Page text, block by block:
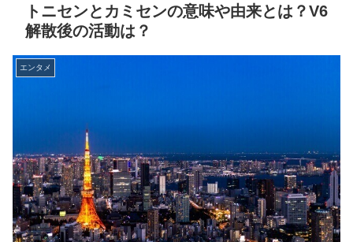
トニセンとカミセンの意味や由来とは？V6
解散後の活動は？
エンタメ